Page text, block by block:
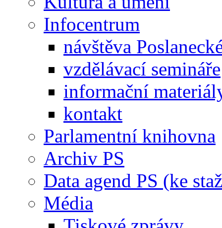
Infocentrum
návštěva
vzdělávací semináře
informační
kontakt
Parlamentní knihovna
Archiv PS
Data agend PS (ke
Média